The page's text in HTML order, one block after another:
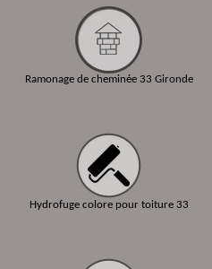
Ramonage de cheminée 33 Gironde
Hydrofuge colore pour toiture 33